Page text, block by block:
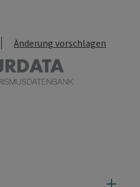
Änderung vorschlagen